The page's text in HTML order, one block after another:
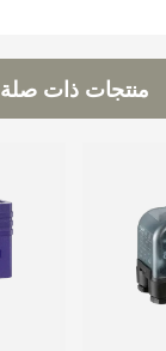
منتجات ذات صلة